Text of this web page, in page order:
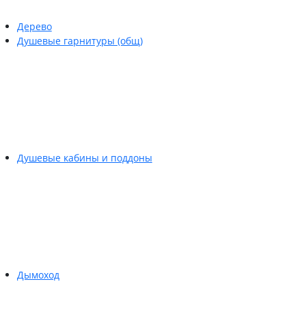
Дерево
Душевые гарнитуры (общ)
Душевые кабины и поддоны
Дымоход